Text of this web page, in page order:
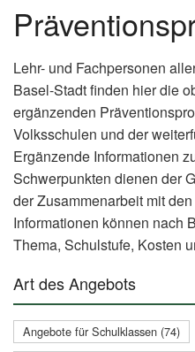
Lehr- und Fachpersonen
Basel-Stadt finden hier die
ergänzenden
Volksschulen und der
Ergänzende Informationen
Schwerpunkten dienen der
der Zusammenarbeit mit
Informationen können nach
Thema, Schulstufe, Kosten
Art des Angebots
Angebote für Schulklassen (74)